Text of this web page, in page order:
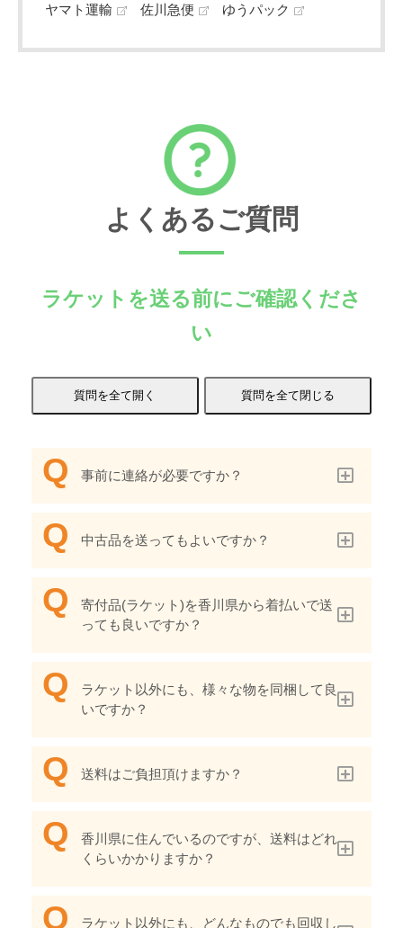
ヤマト運輸 佐川急便 ゆうパック
よくあるご質問
ラケットを送る前にご確認くださ
い
事前に連絡が必要ですか？
中古品を送ってもよいですか？
寄付品(ラケット)を香川県から着払いで送
っても良いですか？
ラケット以外にも、様々な物を同梱して良
いですか？
送料はご負担頂けますか？
香川県に住んでいるのですが、送料はどれ
くらいかかりますか？
ラケット以外にも、どんなものでも回収し